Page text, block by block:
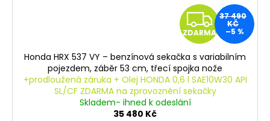
Z
D
A
R
ZDARMA
37 490
KČ
–5 %
Honda HRX 537 VY – benzínová sekačka s variabilním
pojezdem, záběr 53 cm, třecí spojka nože
+prodloužená záruka + Olej HONDA 0,6 l SAE10W30 API
SL/CF ZDARMA na zprovoznění sekačky
Skladem- ihned k odeslání
35 480 Kč